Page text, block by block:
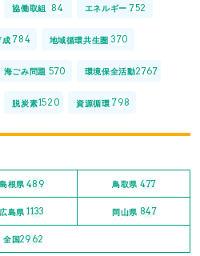
協働取組 84 エネルギー 752
成 784 地域循環共生圏 370
海ごみ問題 570 環境保全活動2767
脱炭素1520 資源循環 798
島根県 489 鳥取県 477
広島県 1133 岡山県 847
全国2962